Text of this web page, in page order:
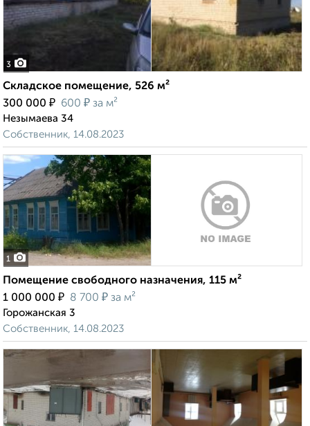
3
Складское помещение, 526 м²
300 000 ₽ 600 ₽ за м²
Незымаева 34
Собственник, 14.08.2023
1
Помещение свободного назначения, 115 м²
1 000 000 ₽ 8 700 ₽ за м²
Горожанская 3
Собственник, 14.08.2023